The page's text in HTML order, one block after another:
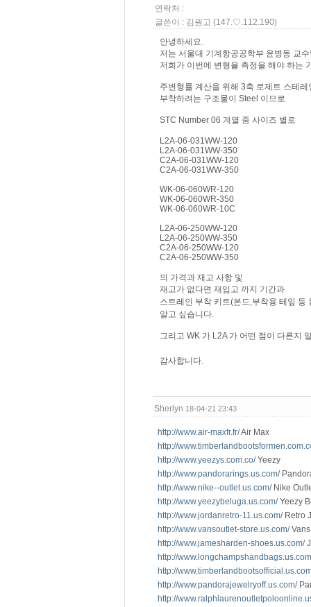
연락처 :
글쓴이 : 김원고 (147.♡.112.190)
안녕하세요.
저는 서울대 기계항공공학부 윤병동 교
저희가 이번에 변형율 측정을 해야 하는
주변형률 계산을 위해 3축 로제트 스테
부착하려는 구조물이 Steel 이므로
STC Number 06 계열 중 사이즈 별로
L2A-06-031WW-120
L2A-06-031WW-350
C2A-06-031WW-120
C2A-06-031WW-350
WK-06-060WR-120
WK-06-060WR-350
WK-06-060WR-10C
L2A-06-250WW-120
L2A-06-250WW-350
C2A-06-250WW-120
C2A-06-250WW-350
의 가격과 재고 사항 및
재고가 없다면 재입고 까지 기간과
스트레인 부착 키트(본드,부착용 테잎 등
알고 싶습니다.
그리고 WK 가 L2A 가 어떤 점이 다른지
감사합니다.
Sherlyn 18-04-21 23:43
http://www.air-maxfr.fr/Air Max
http://
http://www.yeezys.com.co/Yeezy
http://www.pandorarings.us.com/
http://www.nike--outlet.us.com/Nike
http://www.yeezybeluga.us.com/Yeezy
http://www.jordanretro-11.us.com/Retro
http://www.vansoutlet-store.us.com/Vans
http://www.jamesharden-shoes.us.com/
http://
http://
http://www.pandorajewelryoff.us.com/
http://